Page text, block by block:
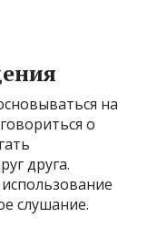
на
о
друга.
слушание.